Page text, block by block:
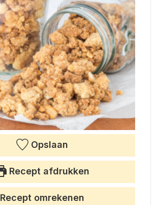
Opslaan
Recept afdrukken
Recept omrekenen